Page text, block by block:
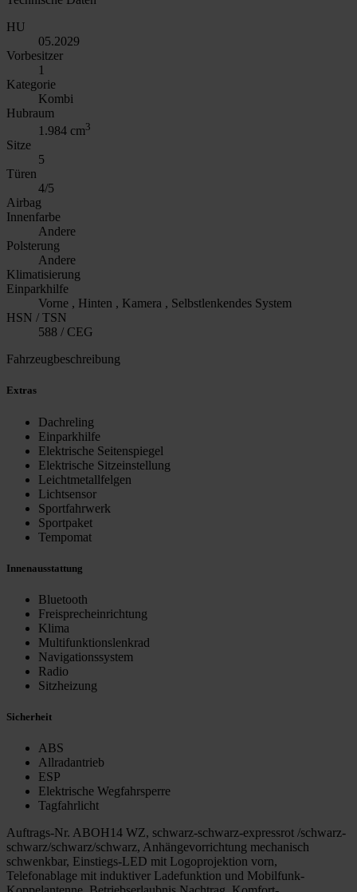
HU
05.2029
Vorbesitzer
1
Kategorie
Kombi
Hubraum
1.984 cm3
Sitze
5
Türen
4/5
Airbag
Innenfarbe
Andere
Polsterung
Andere
Klimatisierung
Einparkhilfe
Vorne , Hinten , Kamera , Selbstlenkendes System
HSN / TSN
588 / CEG
Fahrzeugbeschreibung
Extras
Dachreling
Einparkhilfe
Elektrische Seitenspiegel
Elektrische Sitzeinstellung
Leichtmetallfelgen
Lichtsensor
Sportfahrwerk
Sportpaket
Tempomat
Innenausstattung
Bluetooth
Freisprecheinrichtung
Klima
Multifunktionslenkrad
Navigationssystem
Radio
Sitzheizung
Sicherheit
ABS
Allradantrieb
ESP
Elektrische Wegfahrsperre
Tagfahrlicht
Auftrags-Nr. ABOH14 WZ, schwarz-schwarz-expressrot /schwarz-
schwarz/schwarz/schwarz, Anhängevorrichtung mechanisch
schwenkbar, Einstiegs-LED mit Logoprojektion vorn,
Telefonablage mit induktiver Ladefunktion und Mobilfunk-